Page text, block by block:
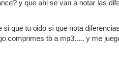
y que ahi se van a notar las
que tu oido si que nota
comprimes tb a mp3..... y me